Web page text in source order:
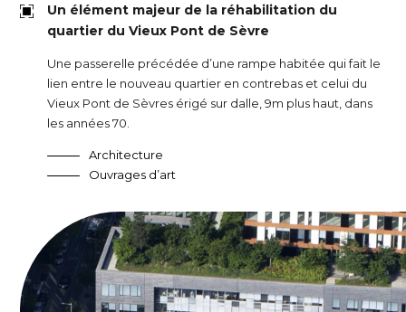
Un élément majeur de la réhabilitation du
quartier du Vieux Pont de Sèvre
Une passerelle précédée d’une rampe habitée qui fait le
lien entre le nouveau quartier en contrebas et celui du
Vieux Pont de Sèvres érigé sur dalle, 9m plus haut, dans
les années 70.
Architecture
Ouvrages d’art